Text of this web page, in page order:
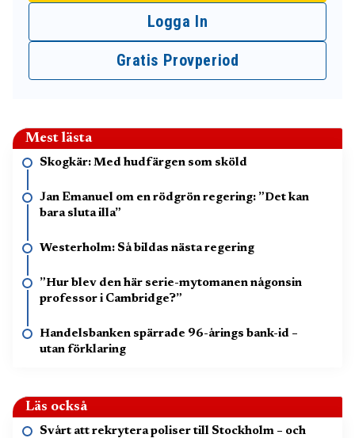
Logga In
Gratis Provperiod
Mest lästa
Skogkär: Med hudfärgen som sköld
Jan Emanuel om en rödgrön regering: ”Det kan
bara sluta illa”
Westerholm: Så bildas nästa regering
”Hur blev den här serie-mytomanen någonsin
professor i Cambridge?”
Handelsbanken spärrade 96-årings bank-id –
utan förklaring
Läs också
Svårt att rekrytera poliser till Stockholm – och